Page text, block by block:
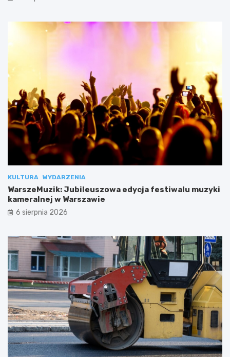
KULTURA WYDARZENIA
WarszeMuzik: Jubileuszowa edycja festiwalu muzyki
kameralnej w Warszawie
6 sierpnia 2026